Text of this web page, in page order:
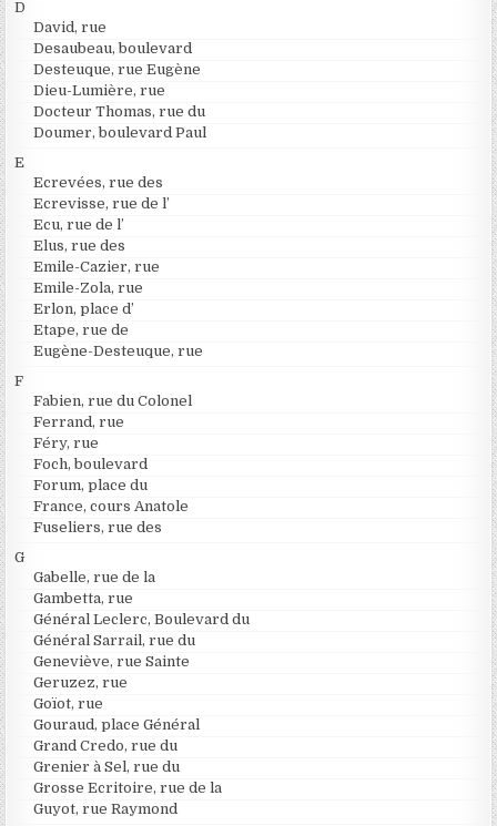
D
David, rue
Desaubeau, boulevard
Desteuque, rue Eugène
Dieu-Lumière, rue
Docteur Thomas, rue du
Doumer, boulevard Paul
E
Ecrevées, rue des
Ecrevisse, rue de l’
Ecu, rue de l’
Elus, rue des
Emile-Cazier, rue
Emile-Zola, rue
Erlon, place d’
Etape, rue de
Eugène-Desteuque, rue
F
Fabien, rue du Colonel
Ferrand, rue
Féry, rue
Foch, boulevard
Forum, place du
France, cours Anatole
Fuseliers, rue des
G
Gabelle, rue de la
Gambetta, rue
Général Leclerc, Boulevard du
Général Sarrail, rue du
Geneviève, rue Sainte
Geruzez, rue
Goïot, rue
Gouraud, place Général
Grand Credo, rue du
Grenier à Sel, rue du
Grosse Ecritoire, rue de la
Guyot, rue Raymond